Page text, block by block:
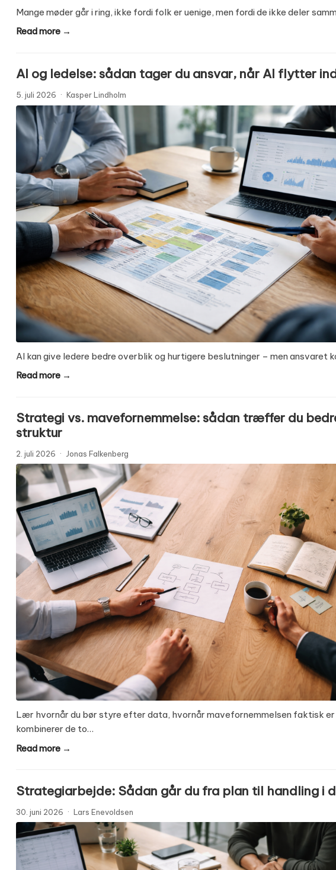
Mange møder går i ring, ikke fordi folk er uenige, men fordi de ikke deler
Read more →
AI og ledelse: sådan tager du ansvar, når AI flytter
5. juli 2026 · Kasper Lindholm
AI kan give ledere bedre overblik og hurtigere beslutninger – men ansvaret
Read more →
Strategi vs. mavefornemmelse: sådan træffer du
struktur
2. juli 2026 · Jonas Falkenberg
Lær hvornår du bør styre efter data, hvornår mavefornemmelsen faktisk
kombinerer de to…
Read more →
Strategiarbejde: Sådan går du fra plan til handling i
30. juni 2026 · Lars Enevoldsen